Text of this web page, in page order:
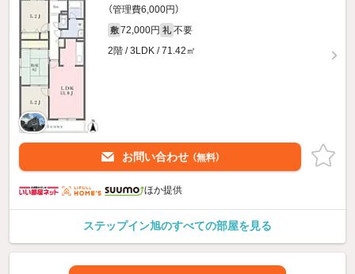
（管理費6,000円）
敷 72,000円 礼 不要
2階 / 3LDK / 71.42㎡
お問い合わせ （無料）
ほか提供
ステップイン旭のすべての部屋を見る